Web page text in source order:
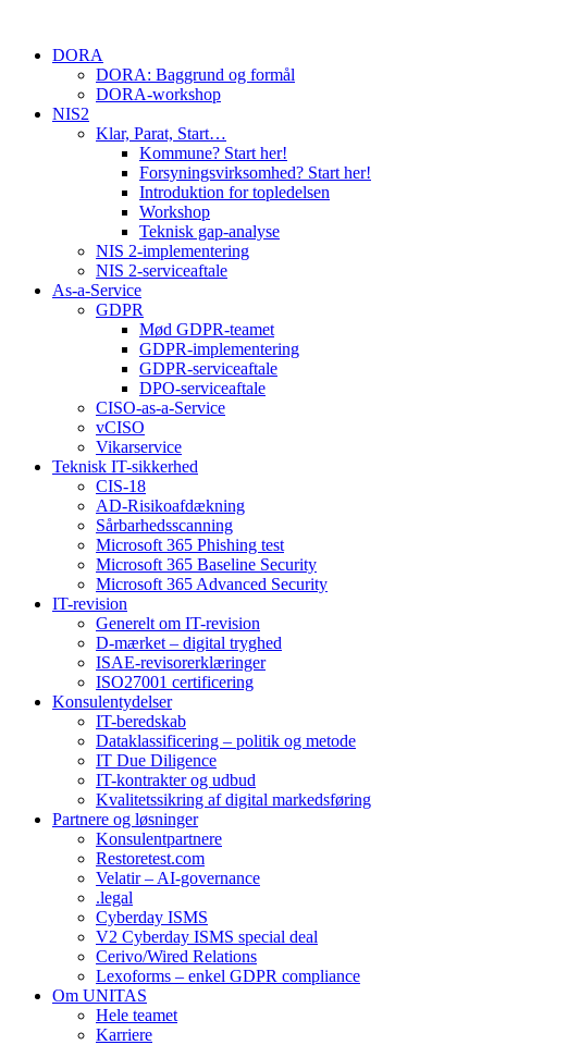
contentDORA
DORA: Baggrund og formål
DORA-workshop
NIS2
Klar, Parat, Start…
Kommune? Start her!
Forsyningsvirksomhed? Start her!
Introduktion for topledelsen
Workshop
Teknisk gap-analyse
NIS 2-implementering
NIS 2-serviceaftale
As-a-Service
GDPR
Mød GDPR-teamet
GDPR-implementering
GDPR-serviceaftale
DPO-serviceaftale
CISO-as-a-Service
vCISO
Vikarservice
Teknisk IT-sikkerhed
CIS-18
AD-Risikoafdækning
Sårbarhedsscanning
Microsoft 365 Phishing test
Microsoft 365 Baseline Security
Microsoft 365 Advanced Security
IT-revision
Generelt om IT-revision
D-mærket – digital tryghed
ISAE-revisorerklæringer
ISO27001 certificering
Konsulentydelser
IT-beredskab
Dataklassificering – politik og metode
IT Due Diligence
IT-kontrakter og udbud
Kvalitetssikring af digital markedsføring
Partnere og løsninger
Konsulentpartnere
Restoretest.com
Velatir – AI-governance
.legal
Cyberday ISMS
V2 Cyberday ISMS special deal
Cerivo/Wired Relations
Lexoforms – enkel GDPR compliance
Om UNITAS
Hele teamet
Karriere